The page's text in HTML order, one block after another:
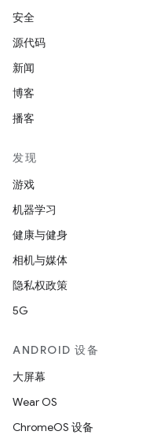
安全
源代码
新闻
博客
播客
发现
游戏
机器学习
健康与健身
相机与媒体
隐私权政策
5G
ANDROID 设备
大屏幕
Wear OS
ChromeOS 设备